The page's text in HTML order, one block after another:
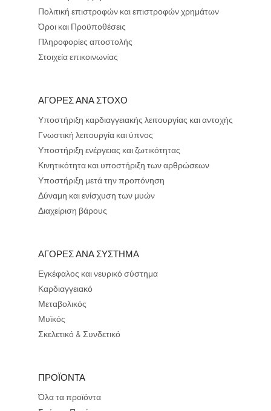
Πολιτική επιστροφών και επιστροφών χρημάτων
Όροι και Προϋποθέσεις
Πληροφορίες αποστολής
Στοιχεία επικοινωνίας
ΑΓΟΡΕΣ ΑΝΑ ΣΤΟΧΟ
Υποστήριξη καρδιαγγειακής λειτουργίας και αντοχής
Γνωστική λειτουργία και ύπνος
Υποστήριξη ενέργειας και ζωτικότητας
Κινητικότητα και υποστήριξη των αρθρώσεων
Υποστήριξη μετά την προπόνηση
Δύναμη και ενίσχυση των μυών
Διαχείριση βάρους
ΑΓΟΡΕΣ ΑΝΑ ΣΥΣΤΗΜΑ
Εγκέφαλος και νευρικό σύστημα
Καρδιαγγειακό
Μεταβολικός
Μυϊκός
Σκελετικό & Συνδετικό
ΠΡΟΪΟΝΤΑ
Όλα τα προϊόντα